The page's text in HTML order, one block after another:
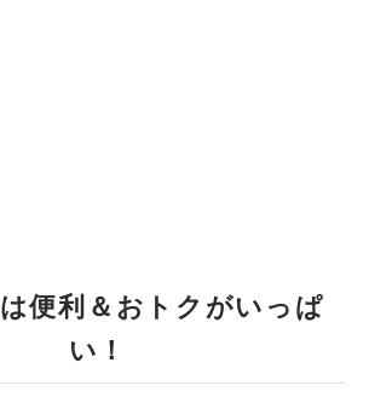
は便利＆おトクがいっぱ
い！